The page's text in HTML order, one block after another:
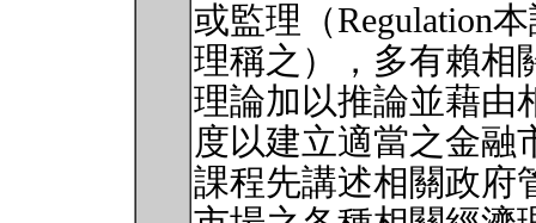
或監理（Regulation
理稱之），多有賴相
理論加以推論並藉由
度以建立適當之金融
課程先講述相關政府